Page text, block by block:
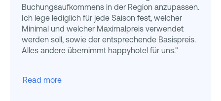
Buchungsaufkommens in der Region anzupassen.
Ich lege lediglich für jede Saison fest, welcher
Minimal und welcher Maximalpreis verwendet
werden soll, sowie der entsprechende Basispreis.
Alles andere übernimmt happyhotel für uns."
Read more